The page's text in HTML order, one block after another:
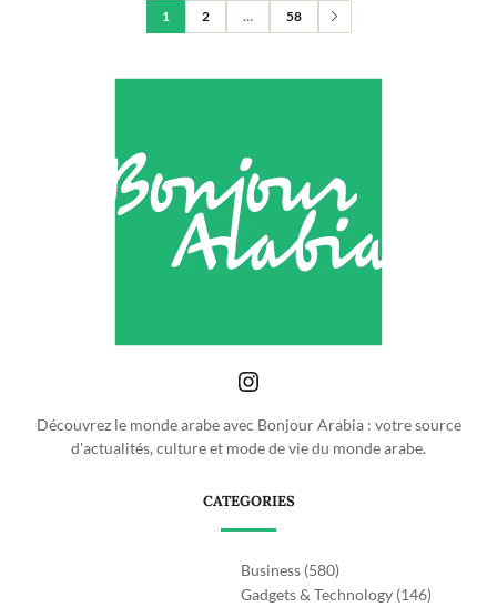
1 2 … 58
Découvrez le monde arabe avec Bonjour Arabia : votre source
d'actualités, culture et mode de vie du monde arabe.
CATEGORIES
Business (580)
Gadgets & Technology (146)